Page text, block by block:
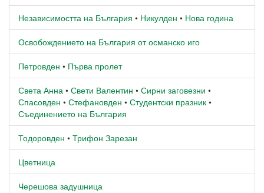
Независимостта на България • Никулден • Нова година
Освобождението на България от османско иго
Петровден • Първа пролет
Света Анна • Свети Валентин • Сирни заговезни •
Спасовден • Стефановден • Студентски празник •
Съединението на България
Тодоровден • Трифон Зарезан
Цветница
Черешова задушница